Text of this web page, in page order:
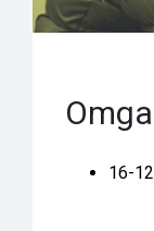
16-